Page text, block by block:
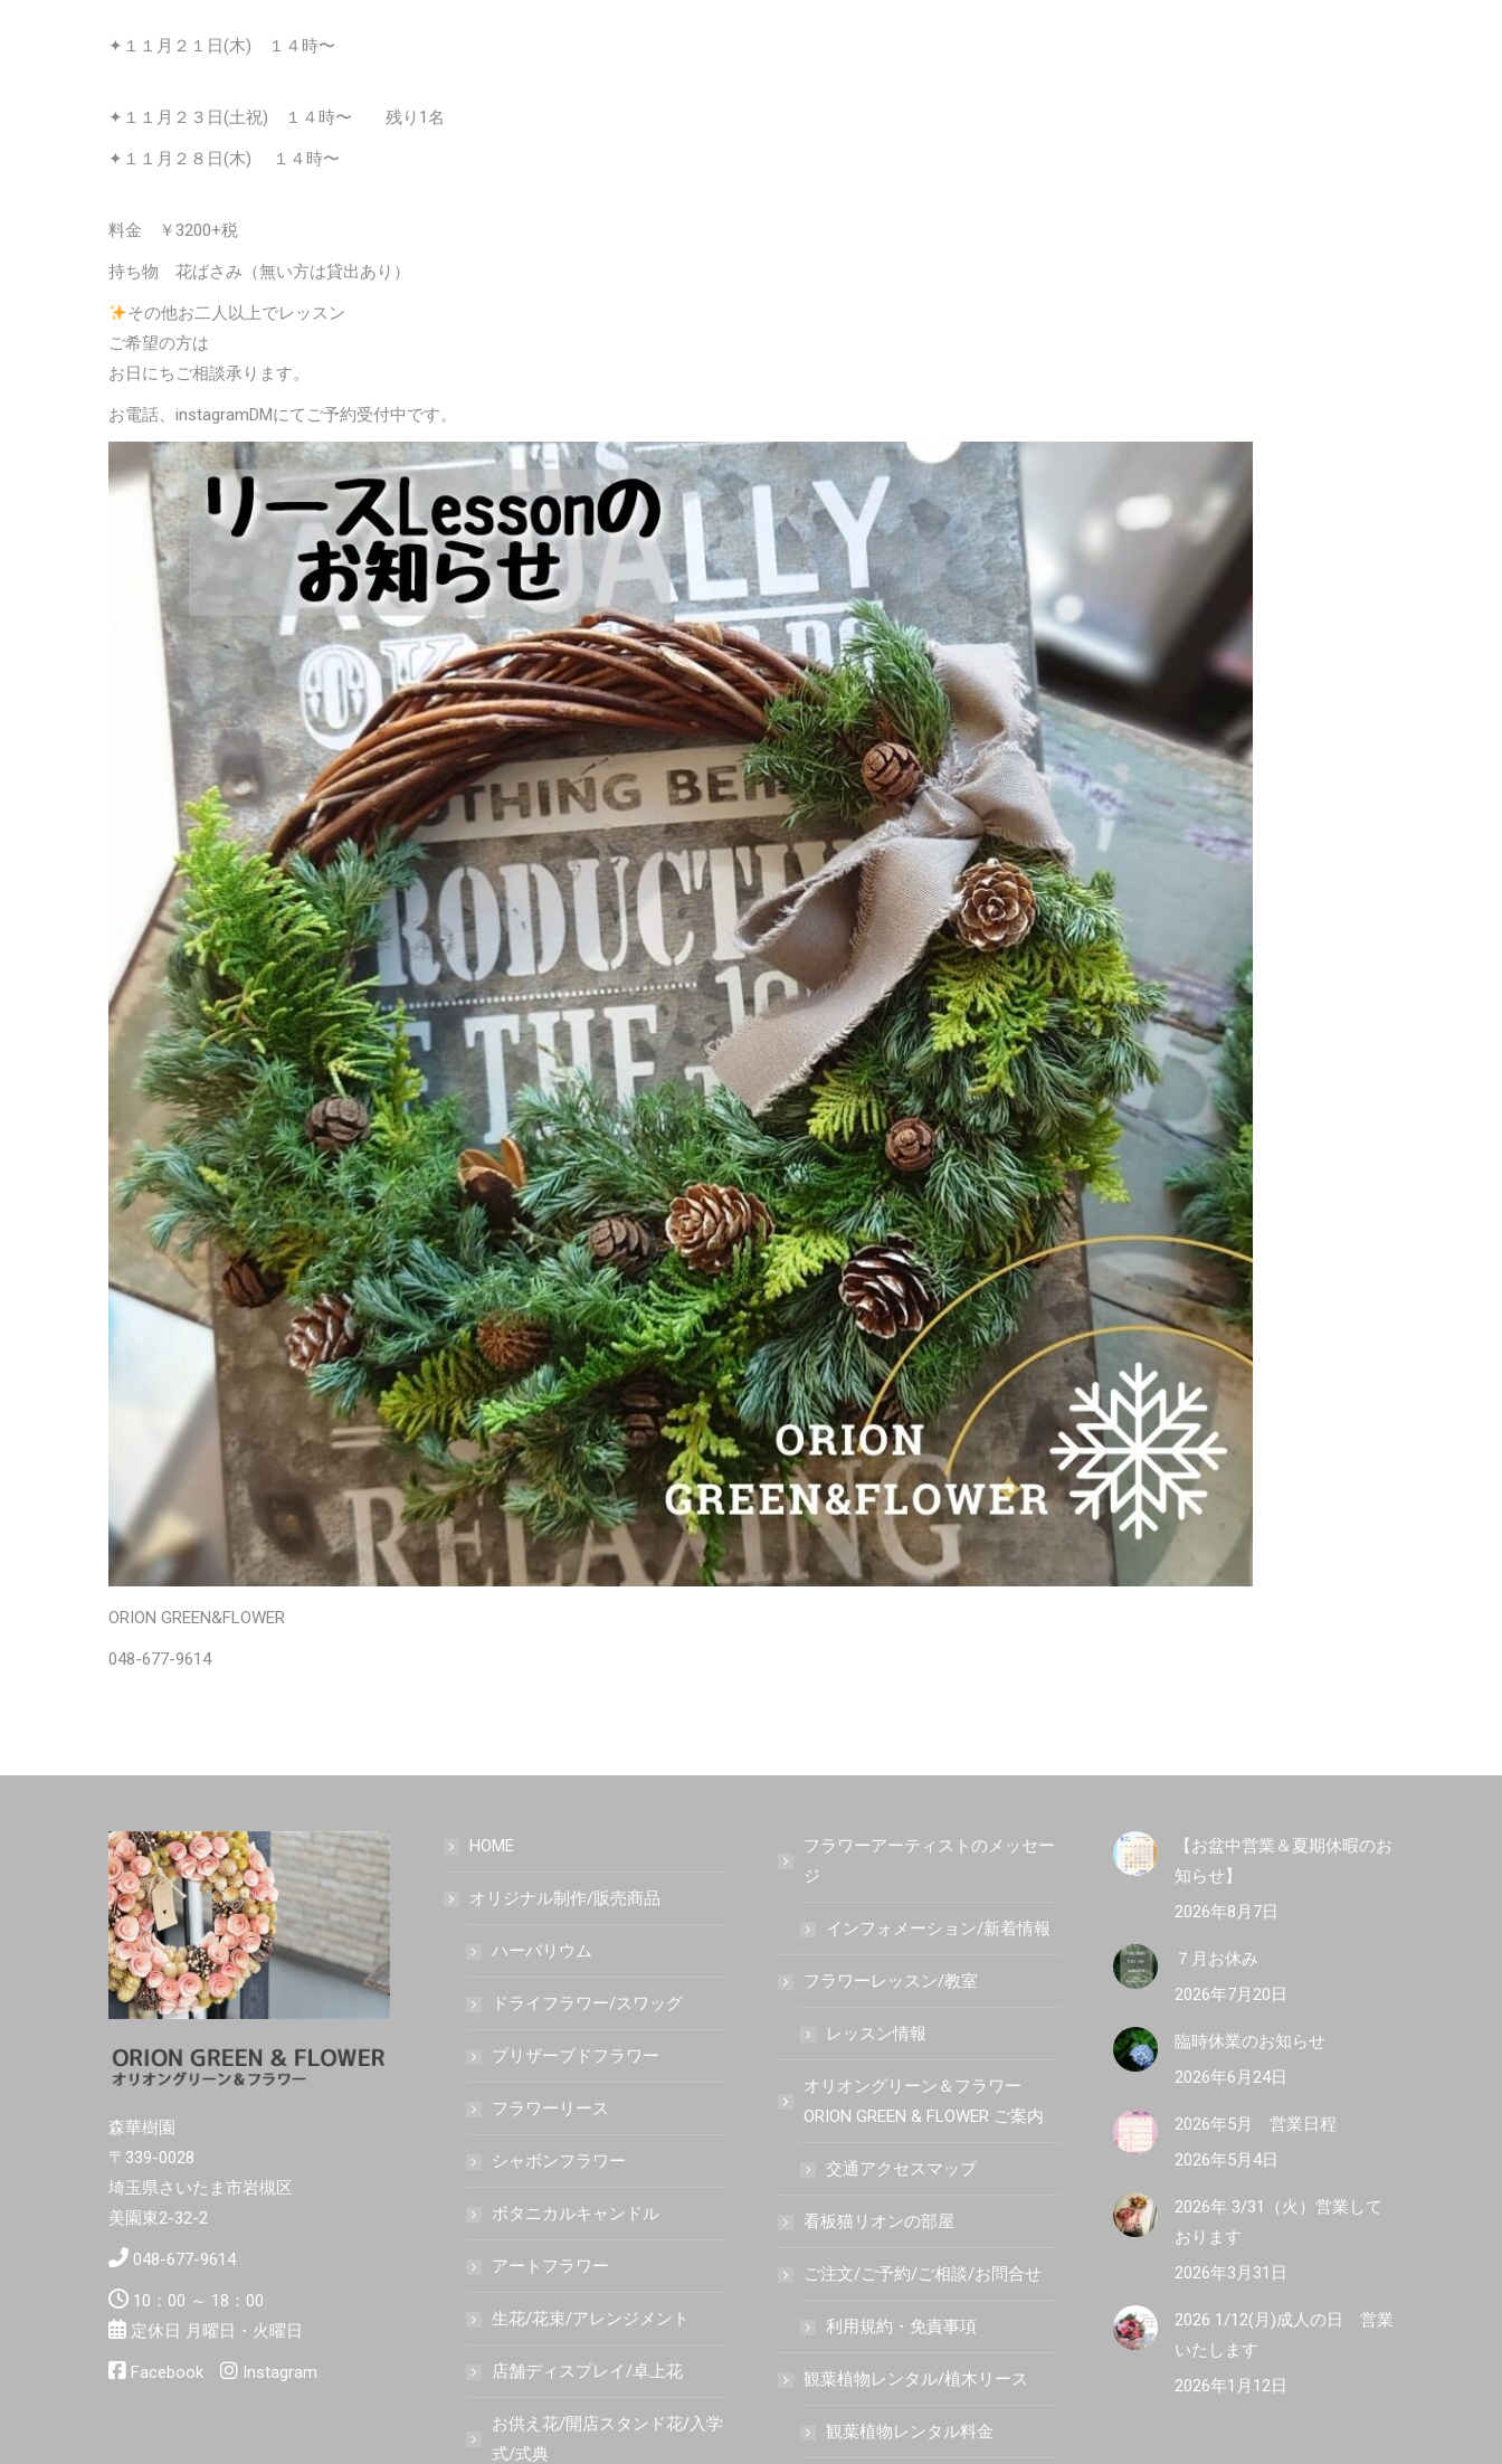
✦１１月２１日(木) １４時〜
✦１１月２３日(土祝) １４時〜 残り1名
✦１１月２８日(木) １４時〜
料金 ￥3200+税
持ち物 花ばさみ（無い方は貸出あり）
その他お二人以上でレッスン
ご希望の方は
お日にちご相談承ります。
お電話、instagramDMにてご予約受付中です。
ORION GREEN&FLOWER
048-677-9614
森華樹園
〒339-0028
埼玉県さいたま市岩槻区
美園東2-32-2
048-677-9614
10：00 ～ 18：00
定休日 月曜日・火曜日
Facebook Instagram
HOME
オリジナル制作/販売商品
ハーバリウム
ドライフラワー/スワッグ
プリザーブドフラワー
フラワーリース
シャボンフラワー
ボタニカルキャンドル
アートフラワー
生花/花束/アレンジメント
店舗ディスプレイ/卓上花
お供え花/開店スタンド花/入学
式/式典
フラワーアーティストのメッセー
ジ
インフォメーション/新着情報
フラワーレッスン/教室
レッスン情報
オリオングリーン＆フラワー
ORION GREEN & FLOWER ご案内
交通アクセスマップ
看板猫リオンの部屋
ご注文/ご予約/ご相談/お問合せ
利用規約・免責事項
観葉植物レンタル/植木リース
観葉植物レンタル料金
【お盆中営業＆夏期休暇のお
知らせ】
2026年8月7日
７月お休み
2026年7月20日
臨時休業のお知らせ
2026年6月24日
2026年5月 営業日程
2026年5月4日
2026年 3/31（火）営業して
おります
2026年3月31日
2026 1/12(月)成人の日 営業
いたします
2026年1月12日